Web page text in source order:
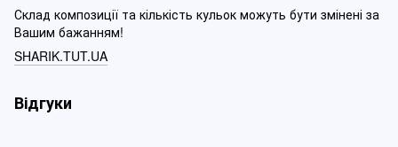
Склад композиції та кількість кульок можуть бути змінені за
Вашим бажанням!
SHARIK.TUT.UA
Відгуки